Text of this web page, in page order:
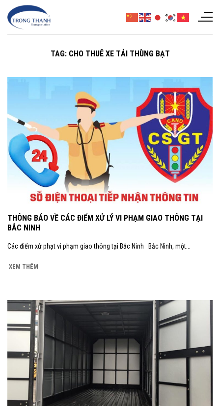
Chuyển
đến
TAG: CHO THUÊ XE TẢI THÙNG BẠT
THÔNG BÁO VỀ CÁC ĐIỂM XỬ LÝ VI PHẠM GIAO THÔNG TẠI
BẮC NINH
Các điểm xử phạt vi phạm giao thông tại Bắc Ninh Bắc Ninh, một...
XEM THÊM